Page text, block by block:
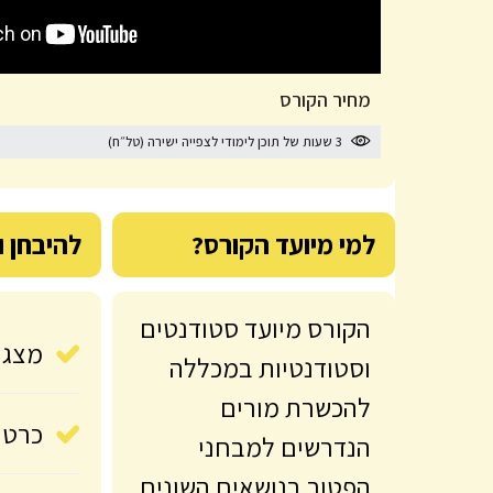
מחיר הקורס
למי מיועד הקורס?
הקורס מיועד סטודנטים